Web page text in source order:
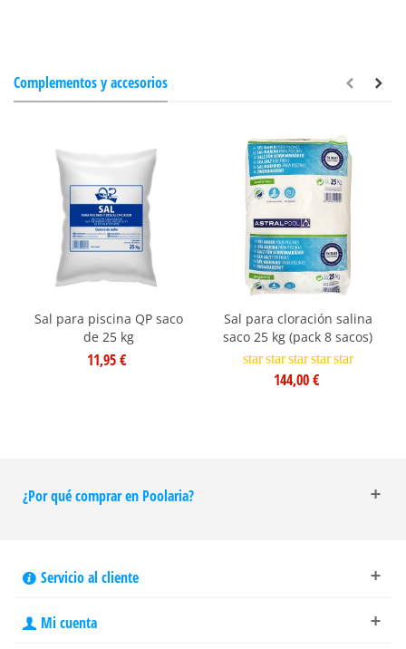
Complementos y accesorios
Sal para piscina QP saco
de 25 kg
11,95 €
Sal para cloración salina
saco 25 kg (pack 8 sacos)
star star star star star
144,00 €
¿Por qué comprar en Poolaria?
Servicio al cliente
Mi cuenta